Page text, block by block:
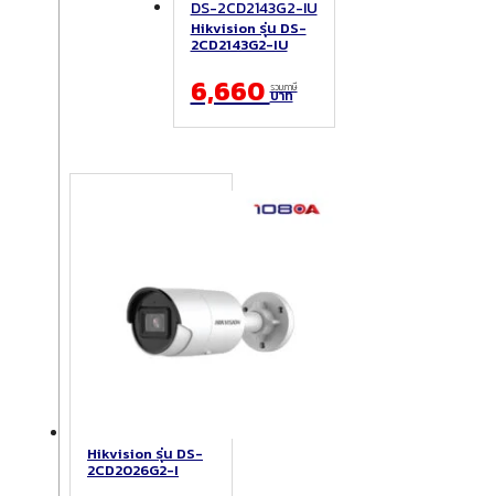
Hikvision รุ่น DS-
2CD2143G2-IU
6,660รวมภาษี
บาท
Hikvision รุ่น DS-
2CD2026G2-I